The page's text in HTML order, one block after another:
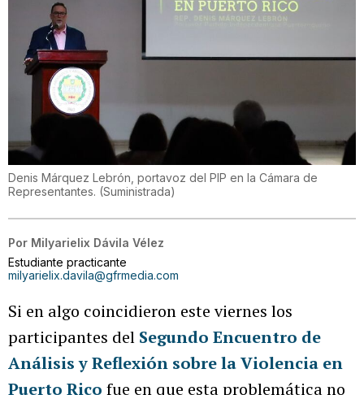
Denis Márquez Lebrón, portavoz del PIP en la Cámara de
Representantes. (Suministrada)
Por Milyarielix Dávila Vélez
Estudiante practicante
milyarielix.davila@gfrmedia.com
Si en algo coincidieron este viernes los
participantes del Segundo Encuentro de
Análisis y Reflexión sobre la Violencia en
Puerto Rico fue en que esta problemática no